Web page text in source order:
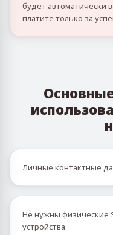
будет автоматически
платите только за
Личные контактные
Не нужны физические
устройства